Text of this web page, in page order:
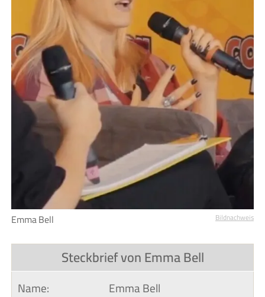
Emma Bell Bildnachweis
Steckbrief von Emma Bell
Name:
Emma Bell